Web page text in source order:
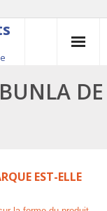
(0)1 84 16 35DE
EST-ELLE